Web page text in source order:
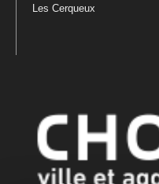
Les Cerqueux